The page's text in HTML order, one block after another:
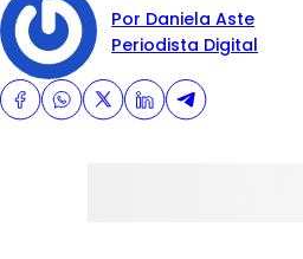
Por Daniela Aste
Periodista Digital